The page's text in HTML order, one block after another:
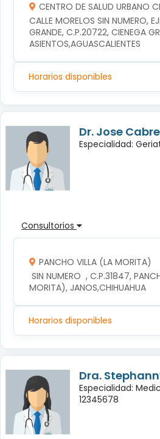
CENTRO DE SALUD URBANO
CALLE MORELOS SIN NUMERO,
GRANDE, C.P.20722, CIENEGA
ASIENTOS,AGUASCALIENTES
Horarios disponibles
Dr. Jose
Especialidad:
Consultorios
PANCHO VILLA (LA MORITA)
MORITA), JANOS,CHIHUAHUA
Horarios disponibles
Dra.
Especialidad:
12345678